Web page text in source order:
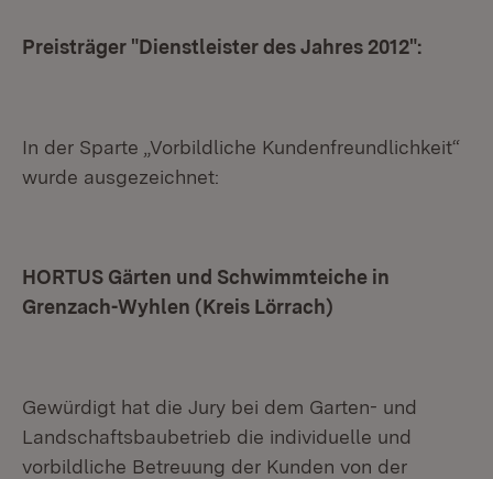
Preisträger "Dienstleister des Jahres 2012":
In der Sparte „Vorbildliche Kundenfreundlichkeit“
wurde ausgezeichnet:
HORTUS Gärten und Schwimmteiche in
Grenzach-Wyhlen (Kreis Lörrach)
Gewürdigt hat die Jury bei dem Garten- und
Landschaftsbaubetrieb die individuelle und
vorbildliche Betreuung der Kunden von der